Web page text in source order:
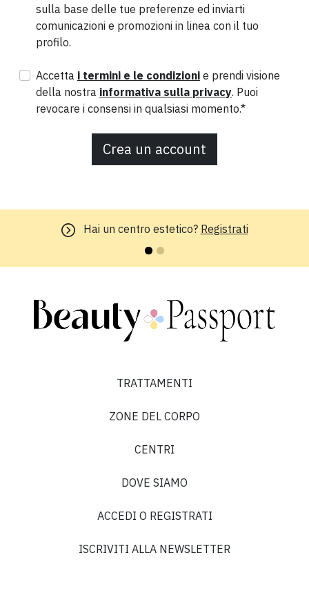
sulla base delle tue preferenze ed inviarti
comunicazioni e promozioni in linea con il tuo
profilo.
Accetta i termini e le condizioni e prendi visione
della nostra informativa sulla privacy. Puoi
revocare i consensi in qualsiasi momento.*
Crea un account
Hai un centro estetico? Registrati
TRATTAMENTI
ZONE DEL CORPO
CENTRI
DOVE SIAMO
ACCEDI O REGISTRATI
ISCRIVITI ALLA NEWSLETTER